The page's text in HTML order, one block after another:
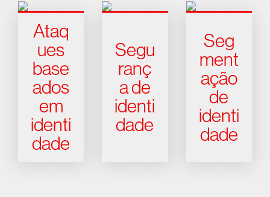
Ataq
ues
base
ados
em
identi
dade
Segu
ranç
a de
identi
dade
Seg
ment
ação
de
identi
dade